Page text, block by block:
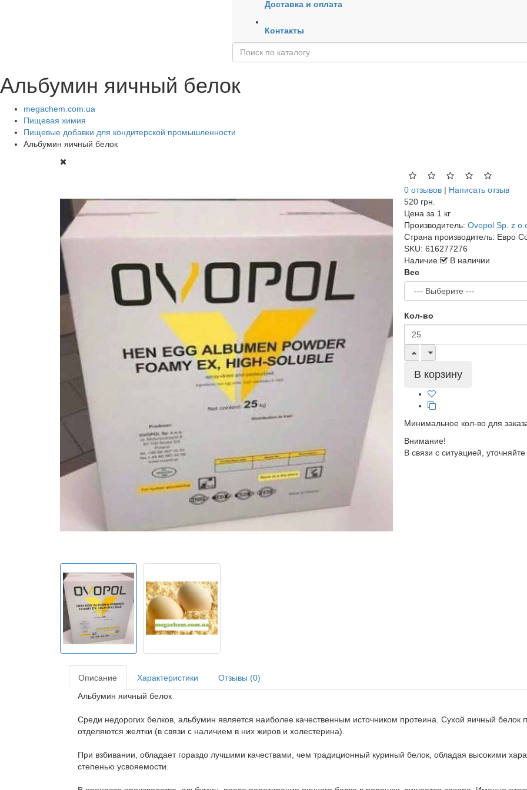
Доставка и оплата
Контакты
Альбумин яичный белок
megachem.com.ua
Пищевая химия
Пищевые добавки для кондитерской промышленности
Альбумин яичный белок
0 отзывов | Написать отзыв
520 грн.
Цена за 1 кг
Производитель: Ovopol Sp. z
Страна производитель: Евро
SKU: 616277276
Наличие
В наличии
Вес
Кол-во
Минимальное кол-во для
Внимание!
В связи с ситуацией,
Описание Характеристики
Отзывы (0)
Альбумин яичный белок
Среди недорогих белков, альбумин является наиболее качественным источником протеина. Сухой яичный белок
отделяются желтки (в связи с наличием в них жиров и холестерина).
При взбивании, обладает гораздо лучшими качествами, чем традиционный куриный белок, обладая высокими
степенью усвояемости.